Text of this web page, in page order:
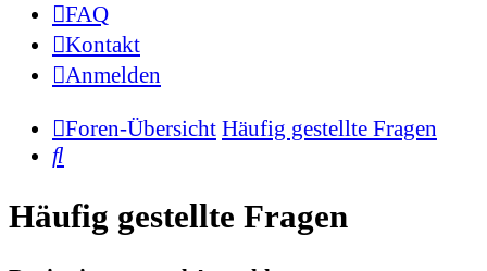
FAQ
Kontakt
Anmelden
Foren-Übersicht Häufig gestellte Fragen
Häufig gestellte Fragen